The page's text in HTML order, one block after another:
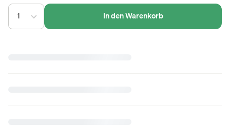
1 In den Warenkorb